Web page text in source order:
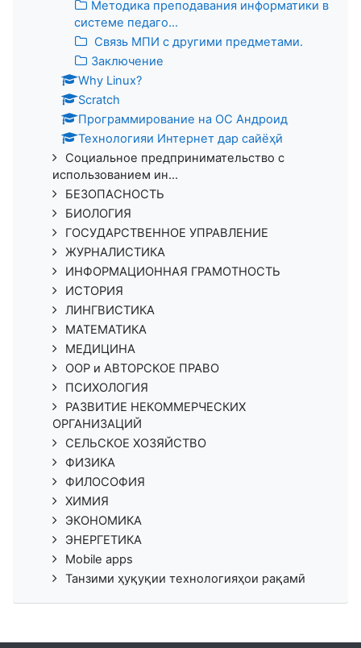
Методика преподавания информатики в
системе педаго...
Связь МПИ с другими предметами.
Заключение
Why Linux?
Scratch
Программирование на ОС Андроид
Технологияи Интернет дар сайёҳӣ
Социальное предпринимательство с
использованием ин...
БЕЗОПАСНОСТЬ
БИОЛОГИЯ
ГОСУДАРСТВЕННОЕ УПРАВЛЕНИЕ
ЖУРНАЛИСТИКА
ИНФОРМАЦИОННАЯ ГРАМОТНОСТЬ
ИСТОРИЯ
ЛИНГВИСТИКА
МАТЕМАТИКА
МЕДИЦИНА
ООР и АВТОРСКОЕ ПРАВО
ПСИХОЛОГИЯ
РАЗВИТИЕ НЕКОММЕРЧЕСКИХ
ОРГАНИЗАЦИЙ
СЕЛЬСКОЕ ХОЗЯЙСТВО
ФИЗИКА
ФИЛОСОФИЯ
ХИМИЯ
ЭКОНОМИКА
ЭНЕРГЕТИКА
Mobile apps
Танзими ҳуқуқии технологияҳои рақамӣ